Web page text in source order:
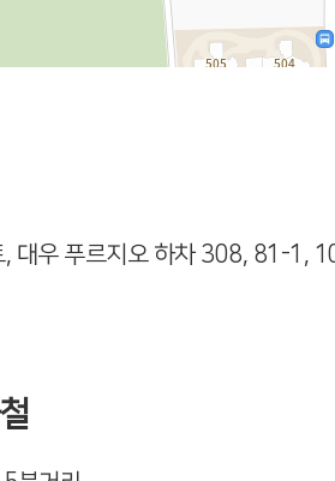
, 대우 푸르지오 하차 308, 81-1,